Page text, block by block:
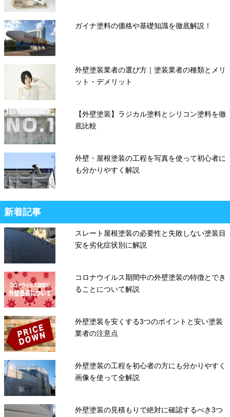
ガイナ塗料の価格や基礎知識を徹底解説！
外壁塗装業者の選び方｜塗装業者の種類とメリ
ット・デメリット
【外壁塗装】ラジカル塗料とシリコン塗料を徹
底比較
外壁・屋根塗装の工程を写真を使って初心者に
も分かりやすく解説
新着記事
スレート屋根塗装の必要性と失敗しない塗装目
安を劣化症状別に解説
コロナウイルス期間中の外壁塗装の特徴とでき
ることについて解説
外壁塗装を安くする3つのポイントと安い塗装
業者の注意点
外壁塗装の工程を初心者の方にも分かりやすく
画像を使って全解説
外壁塗装の見積もりで絶対に確認するべき3つ